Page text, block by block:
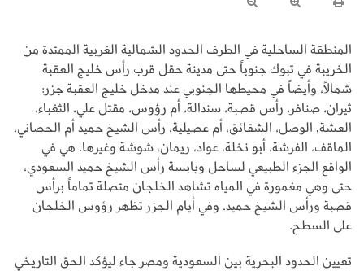
المنطقة الساحلية في الطرف الحدود الشمالية الغربية الممتدة من
الخريبة في تبوك جنوباً حتى مدينة حقل قرب رأس خليج العقبة
شمالاً، وأيضاً في محيطها الجنوبي عند مدخل خليج العقبة جزر:
ثيران، صنافر، رأس قصبة، سندالة، أم رؤوس، مقتل علي، الثغباء،
العشة, الوصل، الشقائق، أم عصيلية، رأس الشيخ حميد أم الحصاني،
الماقف، الفرشة، أبو نخلة، عواد، ريمان، شوشة وغيرها. هي في
الواقع الجزء الطبيعي لساحل ويابسة رأس الشيخ حميد السعودي،
حتى وهي مغمورة في المياه تشاهد الخلجان متصلة تماماً برأس
قصبة ورأس الشيخ حميد، وفي أيام الجزر تظهر رؤوس الخلجان
على السطح.
تعيين الحدود البحرية بين السعودية ومصر جاء ليؤكد الحق التاريخي